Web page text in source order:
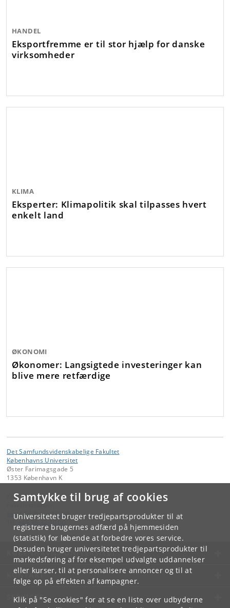
Samtykke til brug af cookies
Universitetet bruger tredjepartsprodukter til at
registrere brugernes adfærd på hjemmesiden
(statistik) for løbende at forbedre vores service.
Desuden bruger universitetet tredjepartsprodukter til
markedsføring af for eksempel udvalgte uddannelser
eller kurser, til at personalisere annoncer og til at
følge op på effekten af kampagner.
Klik på "Se cookies" for at se en liste over udbyderne
HANDEL
Eksportfremme er til stor hjælp for danske
virksomheder
KLIMA
Eksperter: Klimapolitik skal tilpasses hvert
enkelt land
ØKONOMI
Økonomer: Langsigtede investeringer kan
blive mere retfærdige
Det Samfundsvidenskabelige Fakultet
Københavns Universitet
Øster Farimagsgade 5
1353 København K
Kontakt:
Fakultetsstaben
samf-fak @samf.ku.dk
KØBENHAVNS UNIVERSITET
KONTAKT
SERVICES